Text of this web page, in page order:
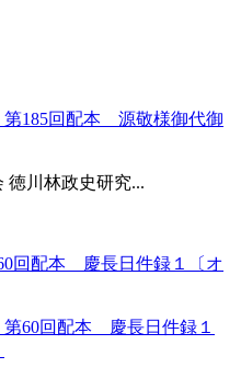
185回配本 源敬様御代御
徳川林政史研究...
60回配本 慶長日件録１